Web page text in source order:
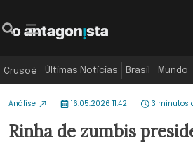
Crusoé Últimas Notícias Brasil Mundo
Análise 16.05.2026 11:42 3 minutos
Rinha de zumbis